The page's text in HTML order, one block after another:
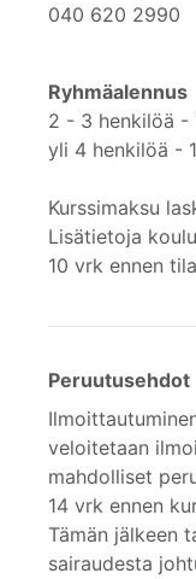
040 620 2990
Ryhmäalennus
2 - 3 henkilöä -
yli 4 henkilöä -
Kurssimaksu
Lisätietoja
10 vrk ennen
Peruutusehdot
veloitetaan
mahdolliset
14 vrk ennen
Tämän jälkeen
sairaudesta